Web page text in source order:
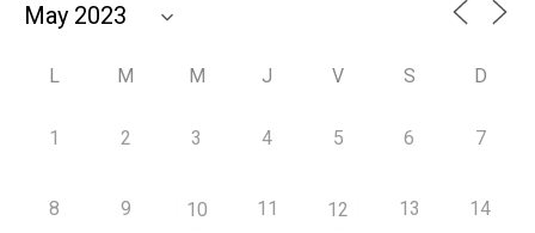
L M M J V S D
1 2 3 4 5 6 7
8 9 10 11 12 13 14